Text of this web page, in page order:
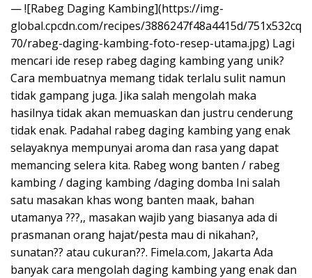
— ![Rabeg Daging Kambing](https://img-
global.cpcdn.com/recipes/3886247f48a4415d/751x532cq
70/rabeg-daging-kambing-foto-resep-utama.jpg) Lagi
mencari ide resep rabeg daging kambing yang unik?
Cara membuatnya memang tidak terlalu sulit namun
tidak gampang juga. Jika salah mengolah maka
hasilnya tidak akan memuaskan dan justru cenderung
tidak enak. Padahal rabeg daging kambing yang enak
selayaknya mempunyai aroma dan rasa yang dapat
memancing selera kita. Rabeg wong banten / rabeg
kambing / daging kambing /daging domba Ini salah
satu masakan khas wong banten maak, bahan
utamanya ???,, masakan wajib yang biasanya ada di
prasmanan orang hajat/pesta mau di nikahan?,
sunatan?? atau cukuran??. Fimela.com, Jakarta Ada
banyak cara mengolah daging kambing yang enak dan